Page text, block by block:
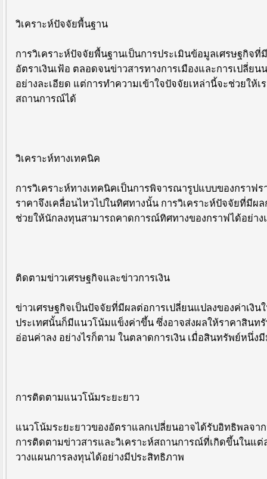
วิเคราะห์ปัจจัยพื้นฐาน
การวิเคราะห์ปัจจัยพื้นฐานเป็นการประเมินข้อมูลเศรษฐกิจ
อัตราเงินเฟ้อ ตลอดจนข่าวสารทางการเมืองและการเปลี่ย
อย่างละเอียด แต่การทำความเข้าใจปัจจัยเหล่านี้จะช่วยใ
สถานการณ์ได้
วิเคราะห์ทางเทคนิค
การวิเคราะห์ทางเทคนิคเป็นการพิจารณารูปแบบของกราฟ
ราคาจึงเคลื่อนไหวไปในทิศทางนั้น การวิเคราะห์ปัจจัยที่มีผ
ช่วยให้นักลงทุนสามารถคาดการณ์ทิศทางของกราฟได้อย่า
ติดตามข่าวเศรษฐกิจและข่าวการเงิน
ข่าวเศรษฐกิจเป็นปัจจัยที่มีผลต่อการเปลี่ยนแปลงของค่าเงิน
ประเทศนั้นก็มีแนวโน้มแข็งค่าขึ้น ซึ่งอาจส่งผลให้ราคาสินท
อ่อนค่าลง อย่างไรก็ตาม ในตลาดการเงิน เมื่อสินทรัพย์หนึ่
การติดตามแนวโน้มระยะยาว
แนวโน้มระยะยาวของอัตราแลกเปลี่ยนอาจได้รับอิทธิพลจา
การติดตามข่าวสารและวิเคราะห์สถานการณ์ที่เกิดขึ้นในแ
วางแผนการลงทุนได้อย่างมีประสิทธิภาพ